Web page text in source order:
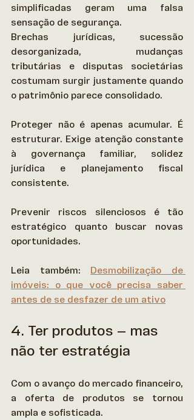
simplificadas geram uma falsa
sensação de segurança.
Brechas jurídicas, sucessão
desorganizada, mudanças
tributárias e disputas societárias
costumam surgir justamente quando
o patrimônio parece consolidado.
Proteger não é apenas acumular. É
estruturar. Exige atenção constante
à governança familiar, solidez
jurídica e planejamento fiscal
consistente.
Prevenir riscos silenciosos é tão
estratégico quanto buscar novas
oportunidades.
Leia também: Desmobilização de
imóveis: o que você precisa saber
antes de se desfazer de um ativo
4. Ter produtos — mas
não ter estratégia
Com o avanço do mercado financeiro,
a oferta de produtos se tornou
ampla e sofisticada.